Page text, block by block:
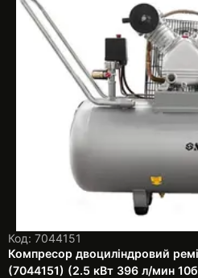
Код: 7044151
Компресор двоциліндровий
(7044151) (2.5 кВт 396 л/мин